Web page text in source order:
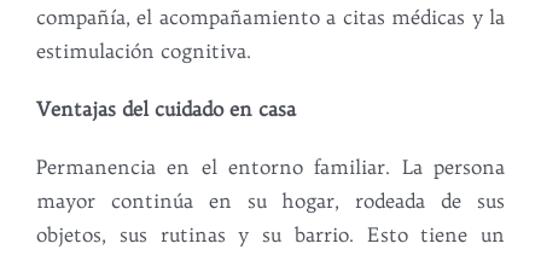
compañía, el acompañamiento a citas médicas y la
estimulación cognitiva.
Ventajas del cuidado en casa
Permanencia en el entorno familiar. La persona
mayor continúa en su hogar, rodeada de sus
objetos, sus rutinas y su barrio. Esto tiene un